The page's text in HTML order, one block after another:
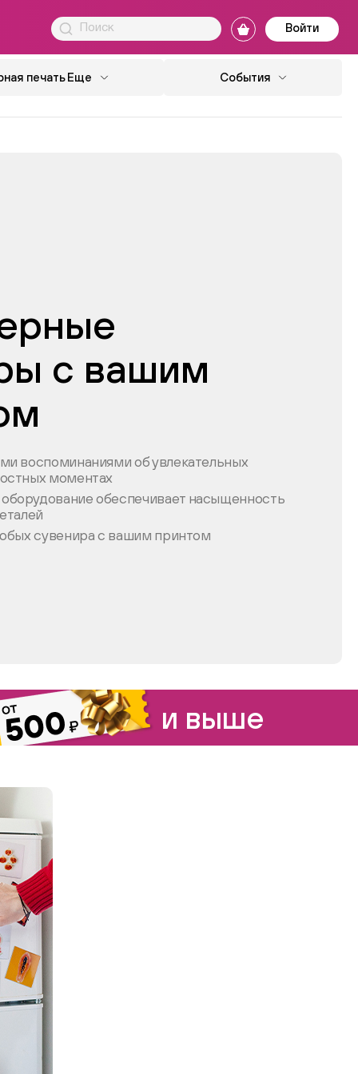
Войти
печать Еще События
с вашим
воспоминаниями об увлекательных
моментах
обеспечивает насыщенность
сувенира с вашим принтом
и выше